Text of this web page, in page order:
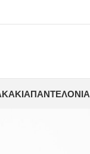
ΠΑΝΤΕΛΌΝΙΑ